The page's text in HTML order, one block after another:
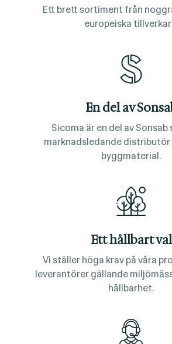
Ett brett sortiment från
europeiska
En del av
Sicoma är en del av Sonsab
marknadsledande distributör
byggmaterial.
Ett hållbart val
Vi ställer höga krav på våra
leverantörer gällande
hållbarhet.